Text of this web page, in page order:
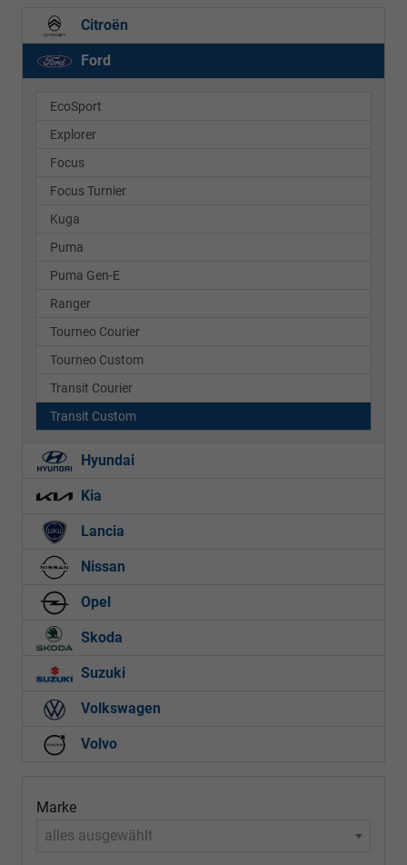
Citroën
Ford
EcoSport
Explorer
Focus
Focus Turnier
Kuga
Puma
Puma Gen-E
Ranger
Tourneo Courier
Tourneo Custom
Transit Courier
Transit Custom
Hyundai
Kia
Lancia
Nissan
Opel
Skoda
Suzuki
Volkswagen
Volvo
Marke
alles ausgewählt